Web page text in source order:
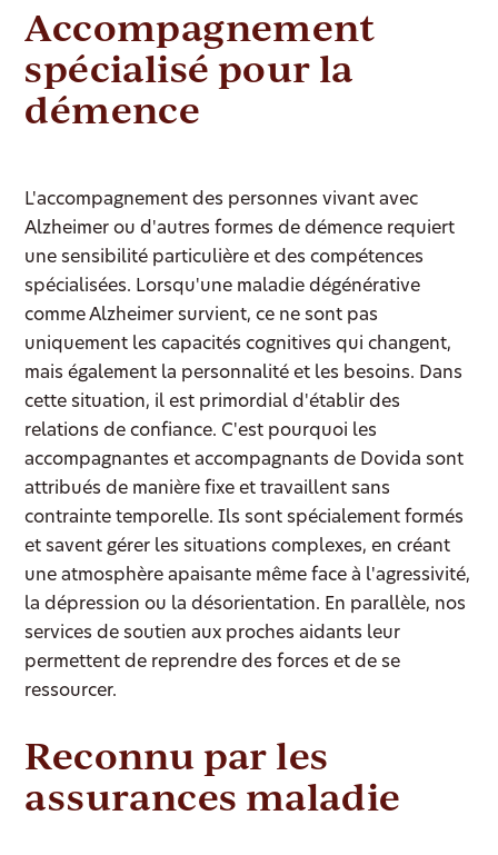
Accompagnement
spécialisé pour la
démence
L'accompagnement des personnes vivant avec
Alzheimer ou d'autres formes de démence requiert
une sensibilité particulière et des compétences
spécialisées. Lorsqu'une maladie dégénérative
comme Alzheimer survient, ce ne sont pas
uniquement les capacités cognitives qui changent,
mais également la personnalité et les besoins. Dans
cette situation, il est primordial d'établir des
relations de confiance. C'est pourquoi les
accompagnantes et accompagnants de Dovida sont
attribués de manière fixe et travaillent sans
contrainte temporelle. Ils sont spécialement formés
et savent gérer les situations complexes, en créant
une atmosphère apaisante même face à l'agressivité,
la dépression ou la désorientation. En parallèle, nos
services de soutien aux proches aidants leur
permettent de reprendre des forces et de se
ressourcer.
Reconnu par les
assurances maladie